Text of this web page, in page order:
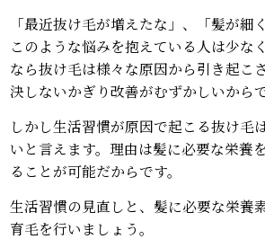
「最近抜け毛が増えたな」、「髪が細
このような悩みを抱えている人は少な
なら抜け毛は様々な原因から引き起こ
決しないかぎり改善がむずかしいからで
しかし生活習慣が原因で起こる抜け毛
いと言えます。理由は髪に必要な栄養
ることが可能だからです。
生活習慣の見直しと、髪に必要な栄養
育毛を行いましょう。